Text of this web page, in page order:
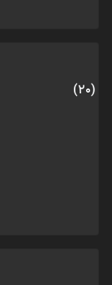
(20)